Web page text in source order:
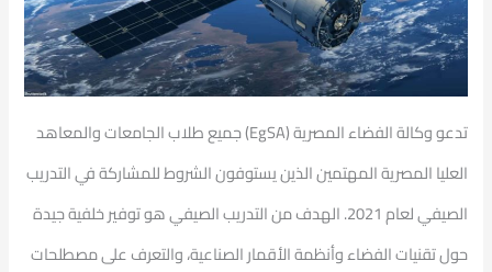
تدعو وكالة الفضاء المصرية (EgSA) جميع طلاب الجامعات والمعاهد
العليا المصرية المهتمين الذين يستوفون الشروط للمشاركة في التدريب
الصيفي لعام 2021. الهدف من التدريب الصيفي هو توفير خلفية جيدة
حول تقنيات الفضاء وأنظمة الأقمار الصناعية، والتعرف على مصطلحات